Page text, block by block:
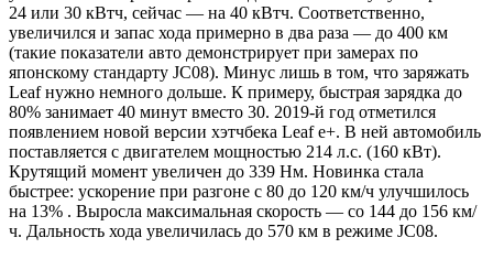
24 или 30 кВтч, сейчас — на 40 кВтч. Соответственно,
увеличился и запас хода примерно в два раза — до 400 км
(такие показатели авто демонстрирует при замерах по
японскому стандарту JC08). Минус лишь в том, что заряжать
Leaf нужно немного дольше. К примеру, быстрая зарядка до
80% занимает 40 минут вместо 30. 2019-й год отметился
появлением новой версии хэтчбека Leaf e+. В ней автомобиль
поставляется с двигателем мощностью 214 л.с. (160 кВт).
Крутящий момент увеличен до 339 Нм. Новинка стала
быстрее: ускорение при разгоне с 80 до 120 км/ч улучшилось
на 13% . Выросла максимальная скорость — со 144 до 156 км/
ч. Дальность хода увеличилась до 570 км в режиме JC08.